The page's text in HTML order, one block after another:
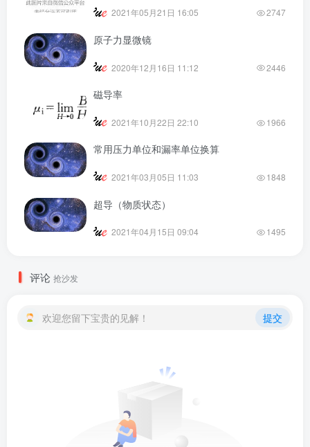
2021年05月21日 16:05 2747
原子力显微镜
2020年12月16日 11:12 2446
磁导率
2021年10月22日 22:10 1966
常用压力单位和漏率单位换算
2021年03月05日 11:03 1848
超导（物质状态）
2021年04月15日 09:04 1495
评论 抢沙发
欢迎您留下宝贵的见解！ 提交